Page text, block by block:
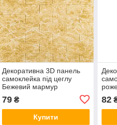
Декоративна 3D панель
самоклейка під цеглу
Бежевий мармур
700х770х3мм (062-3) SW-
00000694
79₴
Купити
82